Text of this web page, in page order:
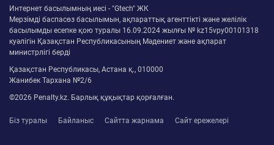
Интернет басылымның иесі - "Gtech" ЖК
Мерзімді баспасөз басылымын, ақпараттық агенттікті және желілік
басылымды есепке қою туралы 16.09.2024 жылғы № kz15vpy00101318
куәлігін Қазақстан Республикасының Мәдениет және ақпарат
министрлігі берді
Қазақстан Республикасы, Астана қ., 010000
Жанибек Тархана №2/6
©2026 Penalty.kz. Барлық құқықтар қорғалған.
Біз туралы Байланыс Сайтта жарнама Сайт ережелері